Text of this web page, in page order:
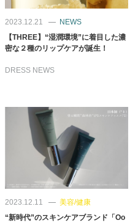
2023.12.21
NEWS
【THREE】“湿潤環境”に着目した濃
密な２種のリップケアが誕生！
DRESS NEWS
2023.12.11
美容/健康
“新時代”のスキンケアブランド「Oo